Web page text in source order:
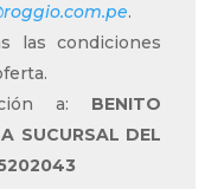
.
las condiciones
a: BENITO
SUCURSAL DEL